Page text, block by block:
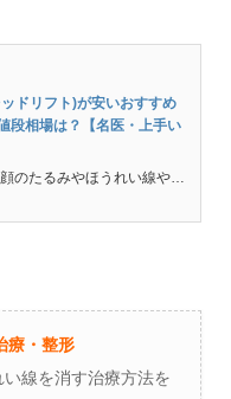
ドリフト)が安いおすすめ
段相場は？【名医・上手い
美メモ編集部 顔のたるみやほうれい線やマリオネットラインのような深いシワを引き上げて改善する事ができるのが溶ける糸を使った「糸リフト(スレッドリフト)」です。20代～30代のフェイスラインのたるみ改善にも大人気です。 最近の美容外科学会の調査によると二重まぶ...
療・整形
線を消す治療方法を